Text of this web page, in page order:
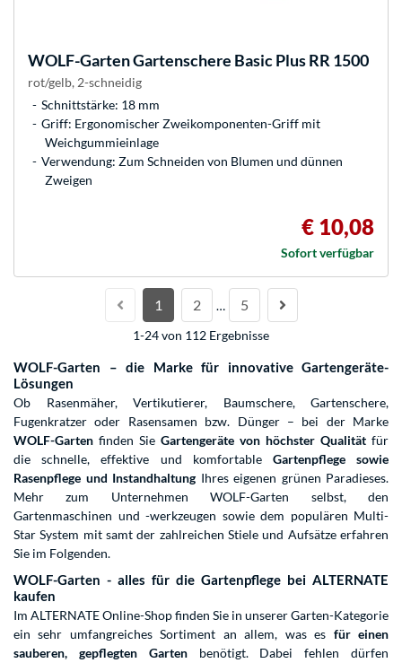
WOLF-GartenGartenschere Basic Plus RR 1500
rot/gelb, 2-schneidig
Schnittstärke: 18 mm
Griff: Ergonomischer Zweikomponenten-Griff mit
Weichgummieinlage
Verwendung: Zum Schneiden von Blumen und dünnen
Zweigen
€ 10,08
Sofort verfügbar
1 2 … 5
1-24 von 112 Ergebnisse
WOLF-Garten – die Marke für innovative Gartengeräte-
Lösungen
Ob Rasenmäher, Vertikutierer, Baumschere, Gartenschere,
Fugenkratzer oder Rasensamen bzw. Dünger – bei der Marke
WOLF-Garten finden Sie Gartengeräte von höchster Qualität für
die schnelle, effektive und komfortable Gartenpflege sowie
Rasenpflege und Instandhaltung Ihres eigenen grünen Paradieses.
Mehr zum Unternehmen WOLF-Garten selbst, den
Gartenmaschinen und -werkzeugen sowie dem populären Multi-
Star System mit samt der zahlreichen Stiele und Aufsätze erfahren
Sie im Folgenden.
WOLF-Garten - alles für die Gartenpflege bei ALTERNATE
kaufen
Im ALTERNATE Online-Shop finden Sie in unserer Garten-Kategorie
ein sehr umfangreiches Sortiment an allem, was es für einen
sauberen, gepflegten Gartenbenötigt. Dabei fehlen dürfen